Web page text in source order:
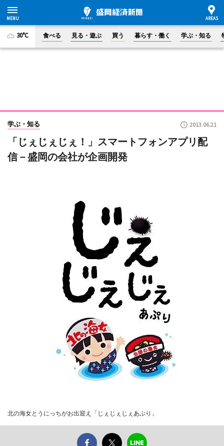
30°C 食べる 見る・遊ぶ 買う 暮らす・働く 学ぶ・知る
学ぶ・知る 2013.06.21
「じぇじぇじぇ！」スマートフォンアプリ配
信－盛岡の会社が企画開発
北の海女とうにっちがお出迎え「じぇじぇじぇあぷり」